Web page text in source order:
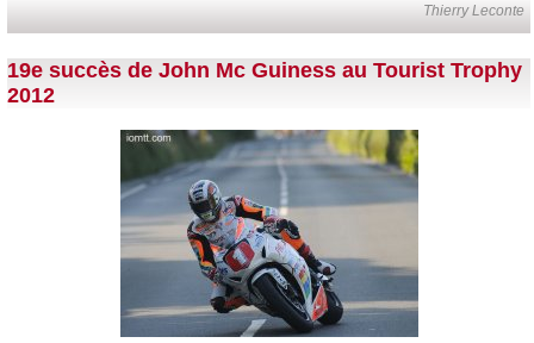
Thierry Leconte
19e succès de John Mc Guiness au Tourist Trophy
2012